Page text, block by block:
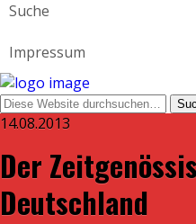
Suche
Impressum
14.08.2013
Der
Deutschland